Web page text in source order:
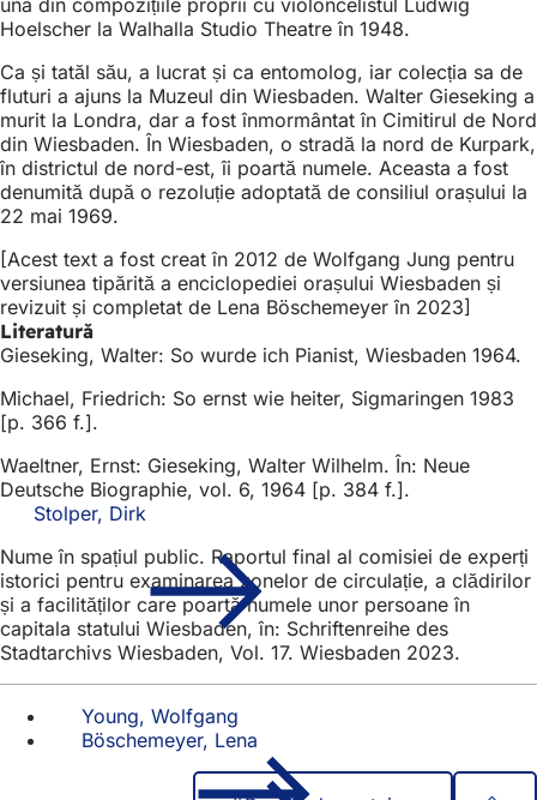
Hoelscher la Walhalla Studio Theatre în 1948.
Ca și tatăl său, a lucrat și ca entomolog, iar colecția sa de
fluturi a ajuns la Muzeul din Wiesbaden. Walter Gieseking a
murit la Londra, dar a fost înmormântat în Cimitirul de Nord
din Wiesbaden. În Wiesbaden, o stradă la nord de Kurpark,
în districtul de nord-est, îi poartă numele. Aceasta a fost
denumită după o rezoluție adoptată de consiliul orașului la
22 mai 1969.
[Acest text a fost creat în 2012 de Wolfgang Jung pentru
versiunea tipărită a enciclopediei orașului Wiesbaden și
revizuit și completat de Lena Böschemeyer în 2023]
Literatură
Gieseking, Walter: So wurde ich Pianist, Wiesbaden 1964.
Michael, Friedrich: So ernst wie heiter, Sigmaringen 1983
[p. 366 f.].
Waeltner, Ernst: Gieseking, Walter Wilhelm. În: Neue
Deutsche Biographie, vol. 6, 1964 [p. 384 f.].
Stolper, Dirk
Nume în spațiul public. Raportul final al comisiei de experți
istorici pentru examinarea zonelor de circulație, a clădirilor
și a facilităților care poartă numele unor persoane în
capitala statului Wiesbaden, în: Schriftenreihe des
Stadtarchivs Wiesbaden, Vol. 17. Wiesbaden 2023.
Young, Wolfgang
Böschemeyer, Lena